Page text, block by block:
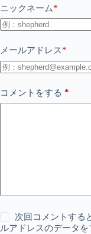
ニックネーム*
メールアドレス*
コメントをする *
次回コメントする
ルアドレスのデータ